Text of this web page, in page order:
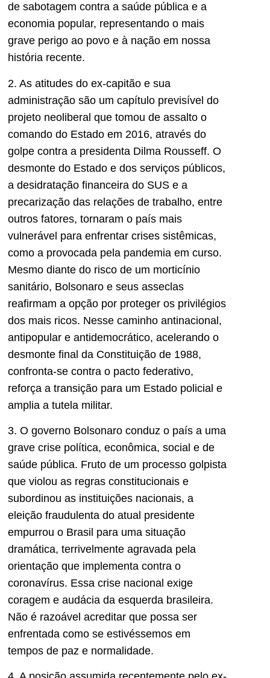
de sabotagem contra a saúde pública e a
economia popular, representando o mais
grave perigo ao povo e à nação em nossa
história recente.
2. As atitudes do ex-capitão e sua
administração são um capítulo previsível do
projeto neoliberal que tomou de assalto o
comando do Estado em 2016, através do
golpe contra a presidenta Dilma Rousseff. O
desmonte do Estado e dos serviços públicos,
a desidratação financeira do SUS e a
precarização das relações de trabalho, entre
outros fatores, tornaram o país mais
vulnerável para enfrentar crises sistêmicas,
como a provocada pela pandemia em curso.
Mesmo diante do risco de um morticínio
sanitário, Bolsonaro e seus asseclas
reafirmam a opção por proteger os privilégios
dos mais ricos. Nesse caminho antinacional,
antipopular e antidemocrático, acelerando o
desmonte final da Constituição de 1988,
confronta-se contra o pacto federativo,
reforça a transição para um Estado policial e
amplia a tutela militar.
3. O governo Bolsonaro conduz o país a uma
grave crise política, econômica, social e de
saúde pública. Fruto de um processo golpista
que violou as regras constitucionais e
subordinou as instituições nacionais, a
eleição fraudulenta do atual presidente
empurrou o Brasil para uma situação
dramática, terrivelmente agravada pela
orientação que implementa contra o
coronavírus. Essa crise nacional exige
coragem e audácia da esquerda brasileira.
Não é razoável acreditar que possa ser
enfrentada como se estivéssemos em
tempos de paz e normalidade.